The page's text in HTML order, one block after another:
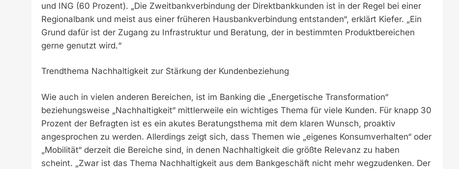
und ING (60 Prozent). „Die Zweitbankverbindung der Direktbankkunden ist in der Regel bei einer
Regionalbank und meist aus einer früheren Hausbankverbindung entstanden“, erklärt Kiefer. „Ein
Grund dafür ist der Zugang zu Infrastruktur und Beratung, der in bestimmten Produktbereichen
gerne genutzt wird.“
Trendthema Nachhaltigkeit zur Stärkung der Kundenbeziehung
Wie auch in vielen anderen Bereichen, ist im Banking die „Energetische Transformation“
beziehungsweise „Nachhaltigkeit“ mittlerweile ein wichtiges Thema für viele Kunden. Für knapp 30
Prozent der Befragten ist es ein akutes Beratungsthema mit dem klaren Wunsch, proaktiv
angesprochen zu werden. Allerdings zeigt sich, dass Themen wie „eigenes Konsumverhalten“ oder
„Mobilität“ derzeit die Bereiche sind, in denen Nachhaltigkeit die größte Relevanz zu haben
scheint. „Zwar ist das Thema Nachhaltigkeit aus dem Bankgeschäft nicht mehr wegzudenken. Der